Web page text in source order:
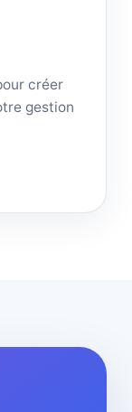
créer
gestion